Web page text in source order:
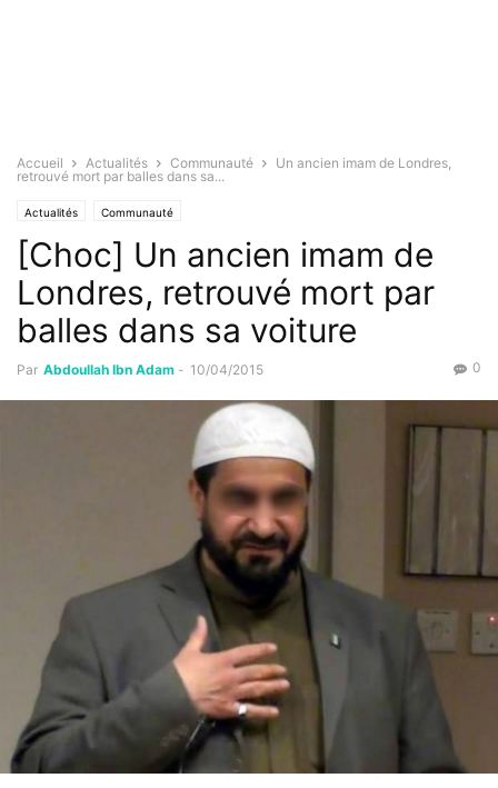
Accueil Actualités Communauté
Un ancien imam de Londres,
retrouvé mort par balles dans sa...
Actualités Communauté
[Choc] Un ancien imam de
Londres, retrouvé mort par
balles dans sa voiture
Par Abdoullah Ibn Adam - 10/04/2015 0